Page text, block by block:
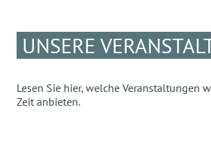
UNSERE
Lesen Sie hier, welche Veranstaltungen
Zeit anbieten.